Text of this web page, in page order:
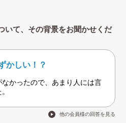
いて、その背景をお聞かせくだ
かしい！？
かったので、あまり人には言
他の会員様の回答を見る